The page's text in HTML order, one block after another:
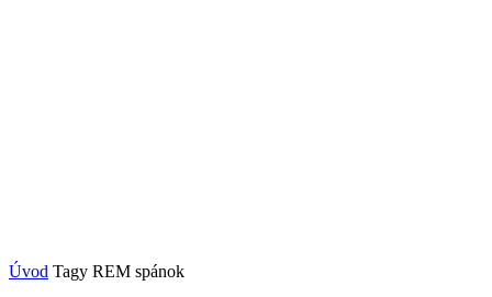
Úvod Tagy REM spánok